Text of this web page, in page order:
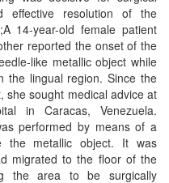
resolution of the
14-year-old female patient
reported the onset of the
like metallic object while
the lingual region. Since the
she sought medical advice at
in Caracas, Venezuela.
performed by means of a
the metallic object. It was
migrated to the floor of the
the area to be surgically